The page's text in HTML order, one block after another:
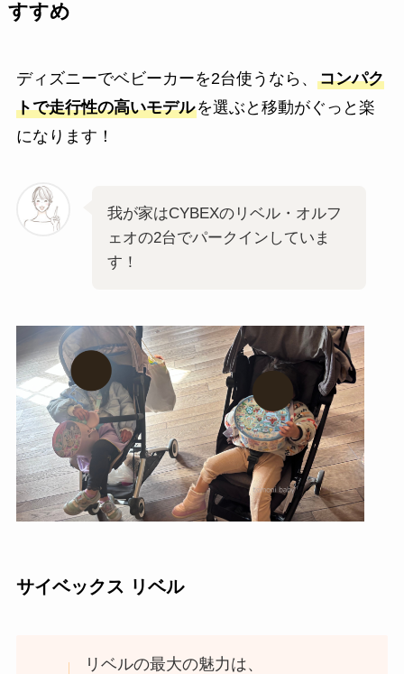
すすめ
ディズニーでベビーカーを2台使うなら、 コンパク
トで走行性の高いモデルを選ぶと移動がぐっと楽
になります！
我が家はCYBEXのリベル・オルフ
ェオの2台でパークインしていま
す！
サイベックス リベル
リベルの最大の魅力は、